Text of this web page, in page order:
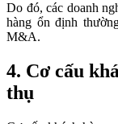
Do đó, các doanh
hàng ổn định
M&A.
4. Cơ cấu
thụ